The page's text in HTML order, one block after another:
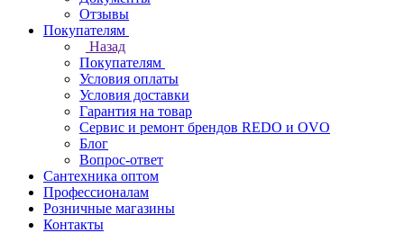
Отзывы
Покупателям
Назад
Покупателям
Условия оплаты
Условия доставки
Гарантия на товар
Сервис и ремонт брендов REDO и OVO
Блог
Вопрос-ответ
Сантехника оптом
Профессионалам
Розничные магазины
Контакты